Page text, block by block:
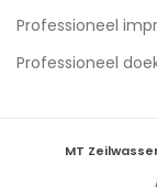
Professioneel
Professioneel
MT